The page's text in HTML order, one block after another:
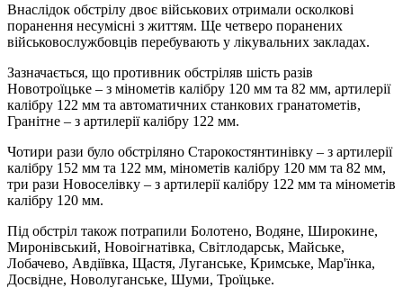
Внаслідок обстрілу двоє військових отримали осколкові
поранення несумісні з життям. Ще четверо поранених
військовослужбовців перебувають у лікувальних закладах.
Зазначається, що противник обстріляв шість разів
Новотроїцьке – з мінометів калібру 120 мм та 82 мм, артилерії
калібру 122 мм та автоматичних станкових гранатометів,
Гранітне – з артилерії калібру 122 мм.
Чотири рази було обстріляно Старокостянтинівку – з артилерії
калібру 152 мм та 122 мм, мінометів калібру 120 мм та 82 мм,
три рази Новоселівку – з артилерії калібру 122 мм та мінометів
калібру 120 мм.
Під обстріл також потрапили Болотено, Водяне, Широкине,
Миронівський, Новоігнатівка, Світлодарськ, Майське,
Лобачево, Авдіївка, Щастя, Луганське, Кримське, Мар'їнка,
Досвідне, Новолуганське, Шуми, Троїцьке.